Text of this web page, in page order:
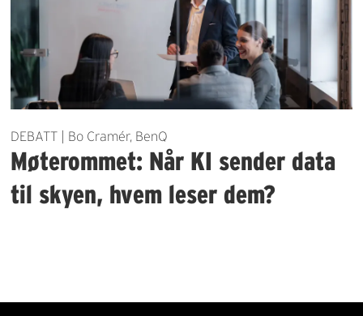
DEBATT | Bo Cramér, BenQ
Møterommet: Når KI sender data
til skyen, hvem leser dem?